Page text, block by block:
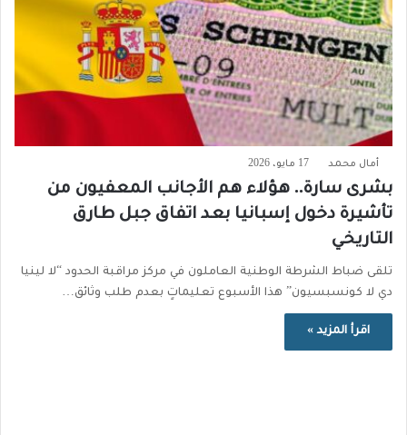
أمال محمد 17 مايو، 2026
بشرى سارة.. هؤلاء هم الأجانب المعفيون من
تأشيرة دخول إسبانيا بعد اتفاق جبل طارق
التاريخي
تلقى ضباط الشرطة الوطنية العاملون في مركز مراقبة الحدود “لا لينيا
دي لا كونسبسيون” هذا الأسبوع تعليماتٍ بعدم طلب وثائق…
اقرأ المزيد »